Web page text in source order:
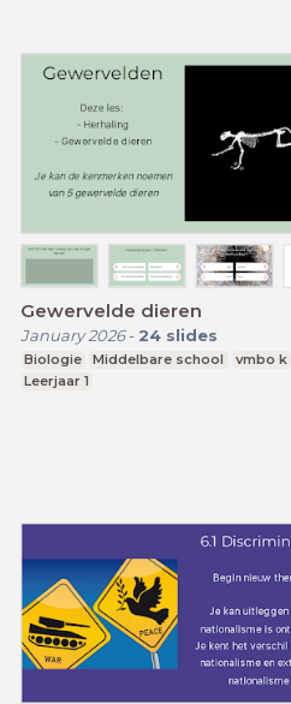
Gewervelde dieren
January 2026- 24 slides
Biologie Middelbare school
vmbo k
Leerjaar 1